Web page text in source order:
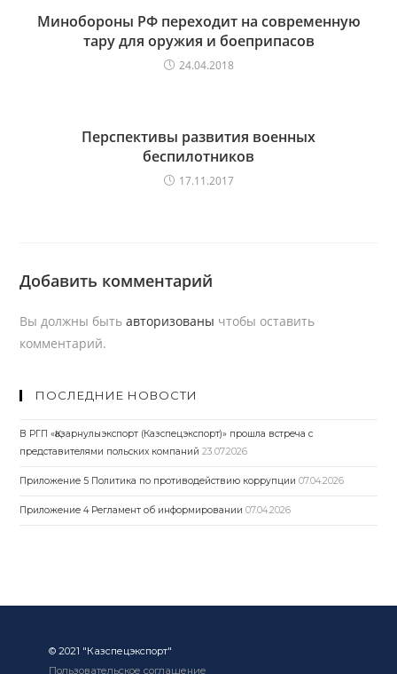
Минобороны РФ переходит на современную
тару для оружия и боеприпасов
24.04.2018
Перспективы развития военных
беспилотников
17.11.2017
Добавить комментарий
Вы должны бытьавторизованы чтобы оставить
комментарий.
ПОСЛЕДНИЕ НОВОСТИ
В РГП «Қазарнулыэкспорт (Казспецэкспорт)» прошла встреча с
представителями польских компаний 23.07.2026
Приложение 5 Политика по противодействию коррупции 07.04.2026
Приложение 4 Регламент об информировании 07.04.2026
© 2021 "Казспецэкспорт"
Пользовательское соглашение